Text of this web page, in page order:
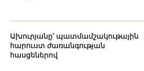
Ախուրյանը՝ պատմամշակութային
հարուստ ժառանգության
հասցեներով